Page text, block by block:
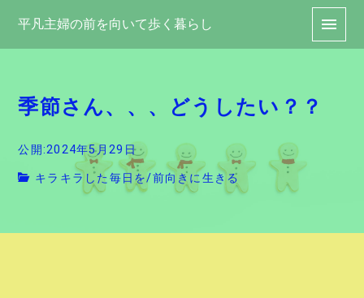
平凡主婦の前を向いて歩く暮らし
季節さん、、、どうしたい？？
公開:2024年5月29日
キラキラした毎日を/前向きに生きる